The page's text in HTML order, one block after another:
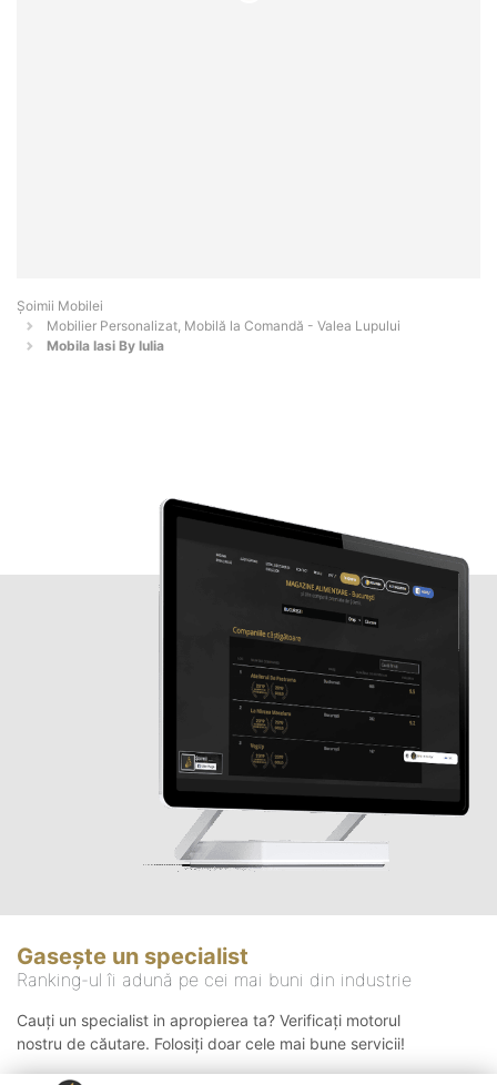
Șoimii Mobilei
Mobilier Personalizat, Mobilă la Comandă - Valea Lupului
Mobila Iasi By Iulia
Gasește un specialist
Ranking-ul îi adună pe cei mai buni din industrie
Cauți un specialist in apropierea ta? Verificați motorul
nostru de căutare. Folosiți doar cele mai bune servicii!